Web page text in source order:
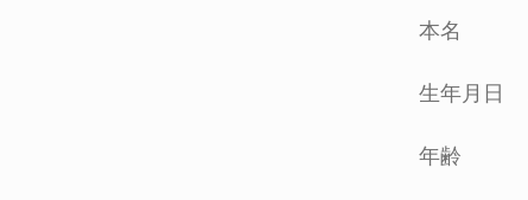
本名
生年月日
年齢